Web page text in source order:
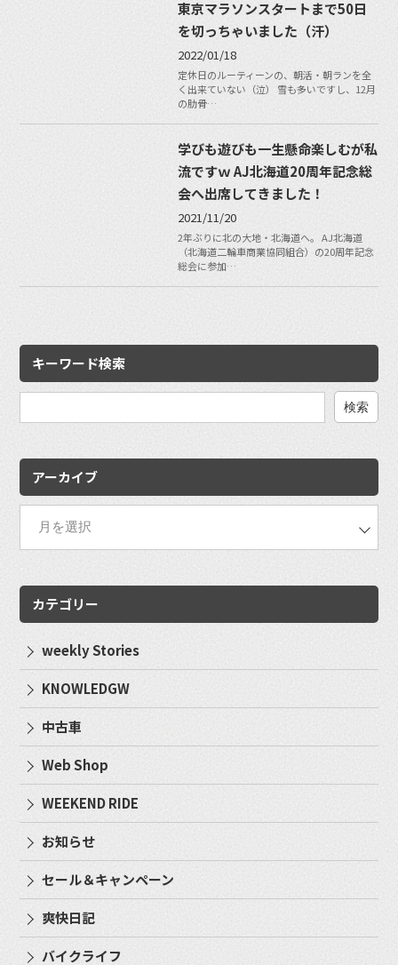
東京マラソンスタートまで50日
を切っちゃいました（汗）
2022/01/18
定休日のルーティーンの、朝活・朝ランを全
く出来ていない（泣） 雪も多いですし、12月
の肋骨…
学びも遊びも一生懸命楽しむが私
流ですｗ AJ北海道20周年記念総
会へ出席してきました！
2021/11/20
2年ぶりに北の大地・北海道へ。 AJ北海道
（北海道二輪車商業協同組合）の20周年記念
総会に参加…
キーワード検索
アーカイブ
カテゴリー
weekly Stories
KNOWLEDGW
中古車
Web Shop
WEEKEND RIDE
お知らせ
セール＆キャンペーン
爽快日記
バイクライフ